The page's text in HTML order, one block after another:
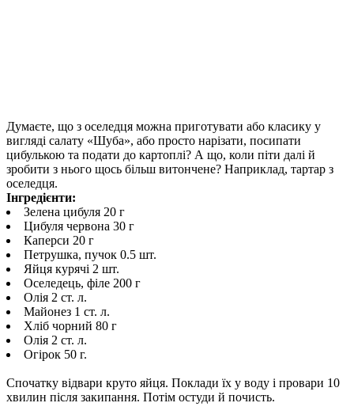
Думаєте, що з оселедця можна приготувати або класику у
вигляді салату «Шуба», або просто нарізати, посипати
цибулькою та подати до картоплі? А що, коли піти далі й
зробити з нього щось більш витончене? Наприклад, тартар з
оселедця.
Інгредієнти:
Зелена цибуля 20 г
Цибуля червона 30 г
Каперси 20 г
Петрушка, пучок 0.5 шт.
Яйця курячі 2 шт.
Оселедець, філе 200 г
Олія 2 ст. л.
Майонез 1 ст. л.
Хліб чорний 80 г
Олія 2 ст. л.
Огірок 50 г.
Спочатку відвари круто яйця. Поклади їх у воду і провари 10
хвилин після закипання. Потім остуди й почисть.